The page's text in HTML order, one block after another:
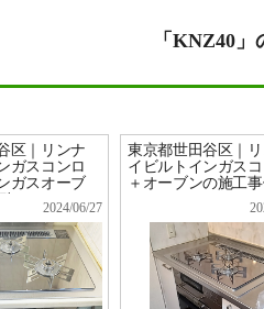
「KNZ40
区｜リンナ
ガスコンロ
ガスオーブ
2024/06/27
東京都世田谷区｜
イビルトインガスコ
＋オーブンの施工事